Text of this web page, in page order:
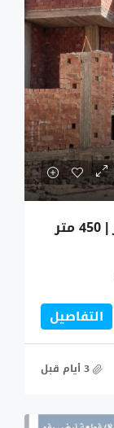
قطعة أرض للبيع في حدائق أكتوبر | 450 متر
التفاصيل